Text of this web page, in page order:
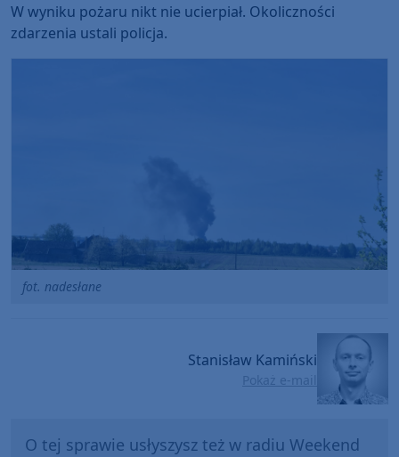
W wyniku pożaru nikt nie ucierpiał. Okoliczności
zdarzenia ustali policja.
fot. nadesłane
Stanisław Kamiński
Pokaż e-mail
O tej sprawie usłyszysz też w radiu Weekend